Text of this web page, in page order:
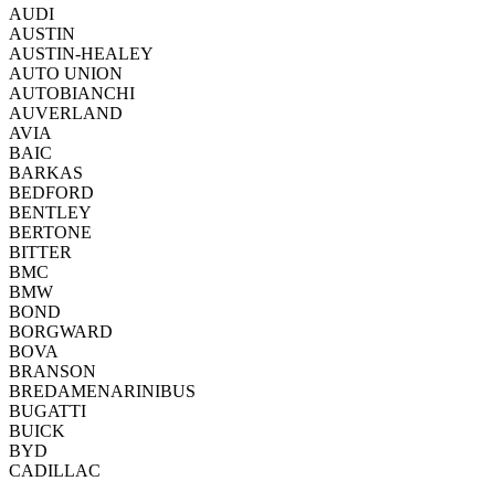
AUDI
AUSTIN
AUSTIN-HEALEY
AUTO UNION
AUTOBIANCHI
AUVERLAND
AVIA
BAIC
BARKAS
BEDFORD
BENTLEY
BERTONE
BITTER
BMC
BMW
BOND
BORGWARD
BOVA
BRANSON
BREDAMENARINIBUS
BUGATTI
BUICK
BYD
CADILLAC